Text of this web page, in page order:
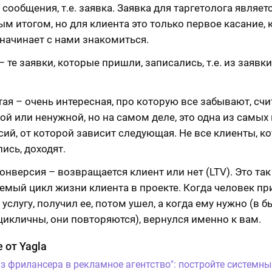
т.е. заявка. Заявка для таргетолога
итогом, но для клиента это только первое касание,
с нами знакомиться.
те заявки, которые пришли, записались, т.е. из
– очень интересная, про которую все забывают,
или ненужной, но на самом деле, это одна из
от которой зависит следующая. Не все клиенты,
доходят.
– возвращается клиент или нет (LTV). Это так
цикл жизни клиента в проекте. Когда человек
получил ее, потом ушел, а когда ему нужно (в
они повторяются), вернулся именно к вам.
от Yagla
фрилансера в рекламное агентство": постройте